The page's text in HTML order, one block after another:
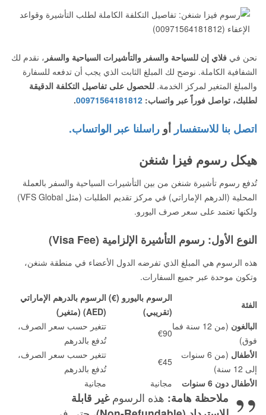
نحن في فلاي إن للسياحة والسفر والتأشيرات السياحية والسفر ، نقدم لك
الشفافية الكاملة. نوضح لك المبلغ الثابت الذي يجب أن تدفعه للسفارة
والمبلغ المتغير لمركز الخدمة. للحصول على تفاصيل التكلفة الدقيقة
لطلبك، تواصل فوراً عبر واتساب: 00971564181812
.
اتصل بنا للاستفسار أو راسلنا عبر الواتساب.
هيكل رسوم فيزا شنغن
تُدفع رسوم تأشيرة شنغن من بين التأشيرات السياحية والسفر بالعملة
المحلية (الدرهم الإماراتي) في مركز تقديم الطلبات (مثل VFS Global)
ولكنها تعتمد على سعر صرف اليورو.
النوع الأول: رسوم التأشيرة الإلزامية (Visa Fee)
هذه الرسوم هي المبلغ الذي تفرضه الدول الأعضاء في منطقة شنغن،
وتكون موحدة عبر جميع السفارات.
الفئة
الرسوم باليورو (€)
(تقريبي)
الرسوم بالدرهم الإماراتي
(AED) (متغير)
البالغون
(من 12 سنة فما
فوق)
€90
تتغير حسب سعر الصرف،
تُدفع بالدرهم
الأطفال
(من 6 سنوات
إلى 12 سنة)
€45
تتغير حسب سعر الصرف،
تُدفع بالدرهم
الأطفال دون 6 سنوات
مجانية مجانية
ملاحظة هامة: هذه الرسومغير قابلة